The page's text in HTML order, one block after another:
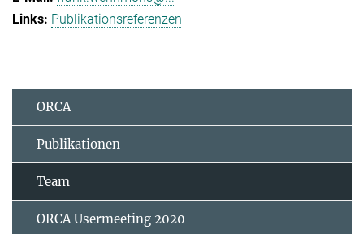
Publikationsreferenzen
ORCA
Publikationen
Team
ORCA Usermeeting 2020